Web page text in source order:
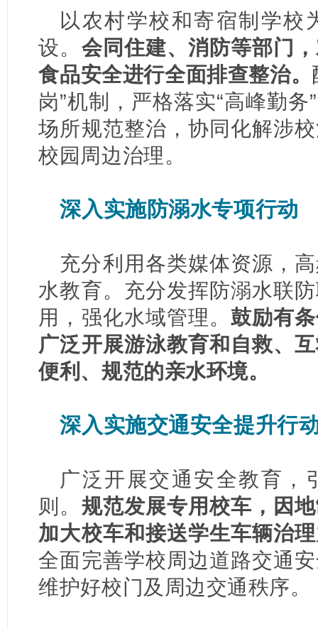
以农村学校和寄宿制学校
设。 会同住建、消防等部门
食品安全进行全面排查整治。
岗”机制，严格落实“高峰勤
场所规范整治，协同化解涉
校园周边治理。
深入实施防溺水专项行动
充分利用各类媒体资源，
水教育。充分发挥防溺水联
用，强化水域管理。鼓励有
广泛开展游泳教育和自救、
便利、规范的亲水环境。
深入实施交通安全提升行
广泛开展交通安全教育，
则。 规范发展专用校车，因
加大校车和接送学生车辆治
全面完善学校周边道路交通
维护好校门及周边交通秩序。